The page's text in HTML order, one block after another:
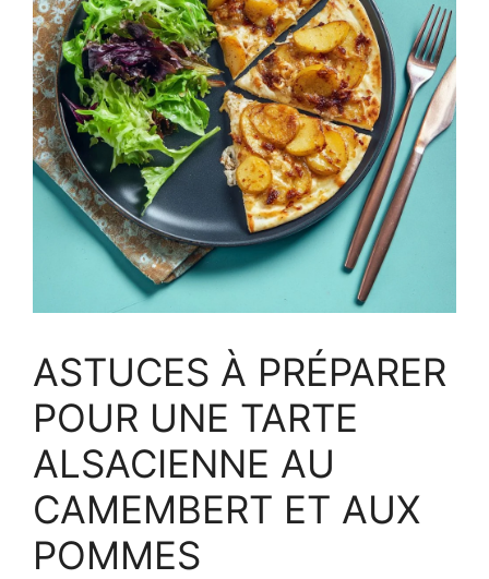
ASTUCES À PRÉPARER
POUR UNE TARTE
ALSACIENNE AU
CAMEMBERT ET AUX
POMMES